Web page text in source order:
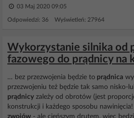
03 Maj 2020 09:05
Odpowiedzi: 36 Wyświetleń: 27964
Wykorzystanie silnika od
fazowego do prądnicy na
… bez przezwojenia będzie to prądnica
przezwojeniu też będzie tak samo nisko-
prądnicy zależy od obrotów (jest
konstrukcji i każdego sposobu
zwojów - ale cieńszym drutem, więc